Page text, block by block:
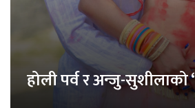
होली पर्व र अन्जु-सुशीलाको